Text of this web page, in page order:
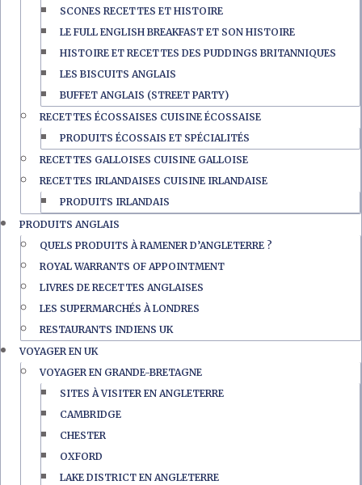
SCONES RECETTES ET HISTOIRE
LE FULL ENGLISH BREAKFAST ET SON HISTOIRE
HISTOIRE ET RECETTES DES PUDDINGS BRITANNIQUES
LES BISCUITS ANGLAIS
BUFFET ANGLAIS (STREET PARTY)
RECETTES ÉCOSSAISES CUISINE ÉCOSSAISE
PRODUITS ÉCOSSAIS ET SPÉCIALITÉS
RECETTES GALLOISES CUISINE GALLOISE
RECETTES IRLANDAISES CUISINE IRLANDAISE
PRODUITS IRLANDAIS
PRODUITS ANGLAIS
QUELS PRODUITS À RAMENER D’ANGLETERRE ?
ROYAL WARRANTS OF APPOINTMENT
LIVRES DE RECETTES ANGLAISES
LES SUPERMARCHÉS À LONDRES
RESTAURANTS INDIENS UK
VOYAGER EN UK
VOYAGER EN GRANDE-BRETAGNE
SITES À VISITER EN ANGLETERRE
CAMBRIDGE
CHESTER
OXFORD
LAKE DISTRICT EN ANGLETERRE